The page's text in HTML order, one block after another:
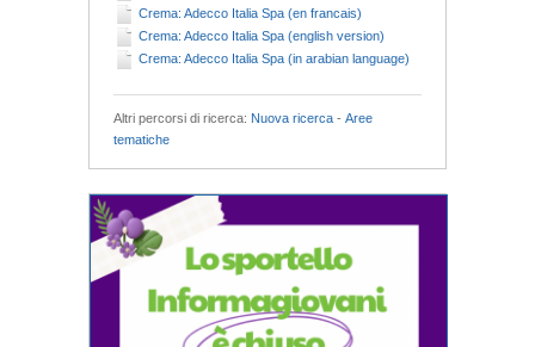
Crema: Adecco Italia Spa (en francais)
Crema: Adecco Italia Spa (english version)
Crema: Adecco Italia Spa (in arabian language)
Altri percorsi di ricerca: Nuova ricerca - Aree
tematiche